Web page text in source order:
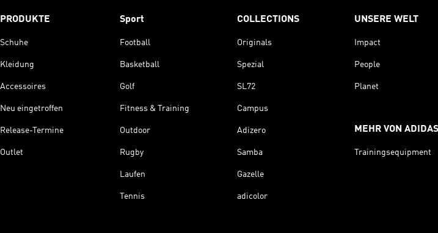
PRODUKTE
Schuhe
Kleidung
Accessoires
Neu eingetroffen
Release-Termine
Outlet
Sport
Football
Basketball
Golf
Fitness & Training
Outdoor
Rugby
Laufen
Tennis
COLLECTIONS
Originals
Spezial
SL72
Campus
Adizero
Samba
Gazelle
adicolor
UNSERE WELT
Impact
People
Planet
MEHR VON ADIDAS
Trainingsequipment